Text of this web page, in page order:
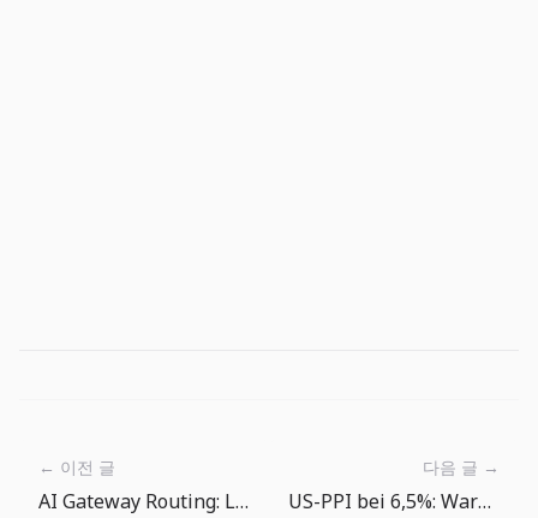
← 이전 글
AI Gateway Routing: LLM-Auswahl wird zur Betriebspolitik
다음 글 →
US-PPI bei 6,5%: Warum Teams jetzt Lieferantenpreise statt nur Verbraucherpreise lesen sollten